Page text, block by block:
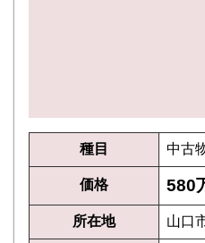
種目 中古
価格 580
所在地 山口